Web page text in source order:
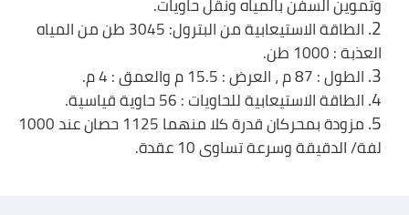
الطاقة الاستيعابية من البترول: 3045 طن من المياه
العذبة : 1000 طن.
الطول : 87 م ، العرض : 15.5 م والعمق : 4 م.
الطاقة الاستيعابية للحاويات : 56 حاوية قياسية.
مزودة بمحركان قدرة كلا منهما 1125 حصان عند 1000
لفة/ الدقيقة وسرعة تساوى 10 عقدة.